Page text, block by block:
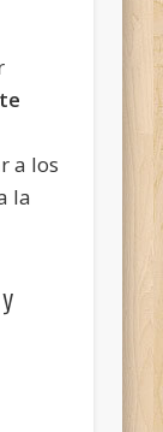
a los
la